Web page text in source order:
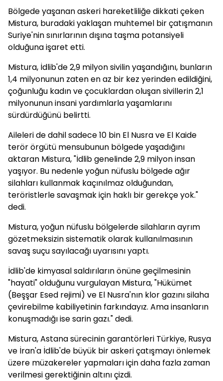
Bölgede yaşanan askeri hareketliliğe dikkati çeken
Mistura, buradaki yaklaşan muhtemel bir çatışmanın
Suriye'nin sınırlarının dışına taşma potansiyeli
olduğuna işaret etti.
Mistura, İdlib'de 2,9 milyon sivilin yaşandığını, bunların
1,4 milyonunun zaten en az bir kez yerinden edildiğini,
çoğunluğu kadın ve çocuklardan oluşan sivillerin 2,1
milyonunun insani yardımlarla yaşamlarını
sürdürdüğünü belirtti.
Aileleri de dahil sadece 10 bin El Nusra ve El Kaide
terör örgütü mensubunun bölgede yaşadığını
aktaran Mistura, "İdlib genelinde 2,9 milyon insan
yaşıyor. Bu nedenle yoğun nüfuslu bölgede ağır
silahları kullanmak kaçınılmaz olduğundan,
teröristlerle savaşmak için haklı bir gerekçe yok."
dedi.
Mistura, yoğun nüfuslu bölgelerde silahların ayrım
gözetmeksizin sistematik olarak kullanılmasının
savaş suçu sayılacağı uyarısını yaptı.
İdlib'de kimyasal saldırıların önüne geçilmesinin
"hayati" olduğunu vurgulayan Mistura, "Hükümet
(Beşşar Esed rejimi) ve El Nusra'nın klor gazını silaha
çevirebilme kabiliyetinin farkındayız. Ama insanların
konuşmadığı ise sarin gazı." dedi.
Mistura, Astana sürecinin garantörleri Türkiye, Rusya
ve İran'a İdlib'de büyük bir askeri çatışmayı önlemek
üzere müzakereler yapmaları için daha fazla zaman
verilmesi gerektiğinin altını çizdi.